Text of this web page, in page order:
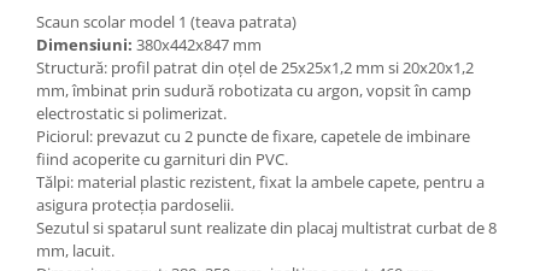
Table/Display-uri Interactive
Table Interactive
Display-uri Interactive
Accesorii/Standuri
Videoproiectoare si Echipamente IT
Videoproiectoare
Videoproiectoare
Suporti si Accesorii
Scaun scolar model 1 (teava patrata)
Dimensiuni: 380х442х847 mm
Structură: profil patrat din oțel de 25х25х1,2 mm si 20х20х1,2
mm, îmbinat prin sudură robotizata cu argon, vopsit în camp
electrostatic si polimerizat.
Piciorul: prevazut cu 2 puncte de fixare, capetele de imbinare
fiind acoperite cu garnituri din PVC.
Tălpi: material plastic rezistent, fixat la ambele capete, pentru a
asigura protecţia pardoselii.
Sezutul si spatarul sunt realizate din placaj multistrat curbat de 8
mm, lacuit.